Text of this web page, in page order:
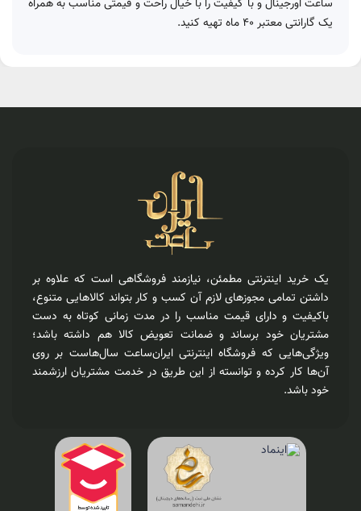
ساعت اورجینال و با کیفیت را با خیال راحت و قیمتی مناسب به همراه
یک گارانتی معتبر 40 ماه تهیه کنید.
یک خرید اینترنتی مطمئن، نیازمند فروشگاهی است که علاوه بر
داشتن تمامی مجوزهای لازم آن کسب و کار بتواند کالاهایی متنوع،
باکیفیت و دارای قیمت مناسب را در مدت زمانی کوتاه به دست
مشتریان خود برساند و ضمانت تعویض کالا هم داشته باشد؛
ویژگی‌هایی که فروشگاه اینترنتی ایران‌ساعت سال‌هاست بر روی
آن‌ها کار کرده و توانسته از این طریق در خدمت مشتریان ارزشمند
خود باشد.